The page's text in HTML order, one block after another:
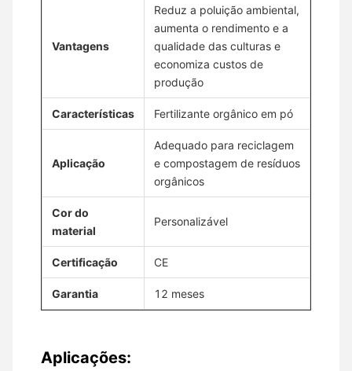
Vantagens
Reduz a poluição ambiental,
aumenta o rendimento e a
qualidade das culturas e
economiza custos de
produção
Características Fertilizante orgânico em pó
Aplicação
Adequado para reciclagem
e compostagem de resíduos
orgânicos
Cor do
material
Personalizável
Certificação CE
Garantia 12 meses
Aplicações: